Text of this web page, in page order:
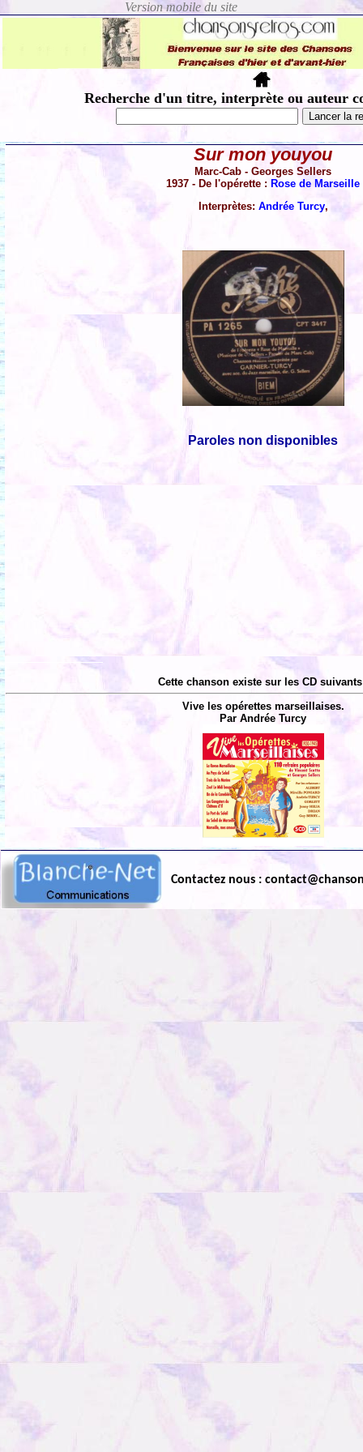
Recherche d'un titre, interprète ou auteur
Sur mon youyou
Marc-Cab - Georges Sellers
1937 - De l'opérette : Rose de Marseille
Interprètes: Andrée Turcy,
Paroles non disponibles
Cette chanson existe sur les CD
Vive les opérettes marseillaises.
Par Andrée Turcy
Contactez nous :